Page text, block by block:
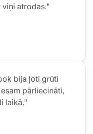
atrodas."
bija ļoti grūti
pārliecināti,
laikā."